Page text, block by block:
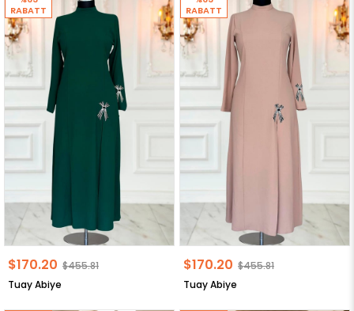
Tuay Abiye
$170.20 $455.81
RABATT
Tuay Abiye
$170.20 $455.81
RABATT